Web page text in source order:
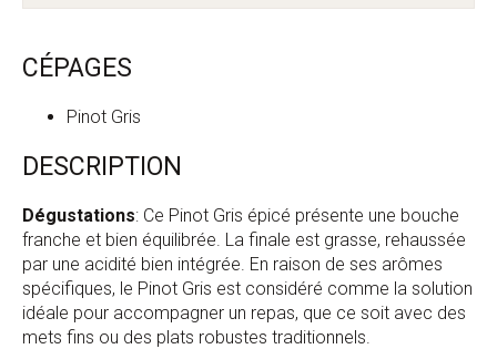
CÉPAGES
Pinot Gris
DESCRIPTION
Dégustations: Ce Pinot Gris épicé présente une bouche
franche et bien équilibrée. La finale est grasse, rehaussée
par une acidité bien intégrée. En raison de ses arômes
spécifiques, le Pinot Gris est considéré comme la solution
idéale pour accompagner un repas, que ce soit avec des
mets fins ou des plats robustes traditionnels.